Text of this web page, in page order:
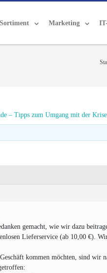
Sortiment Marketing
– Tipps zum Umgang mit der Krise
gemacht, wie wir dazu
Lieferservice (ab 10,00 €).
kommen möchten, sind wir